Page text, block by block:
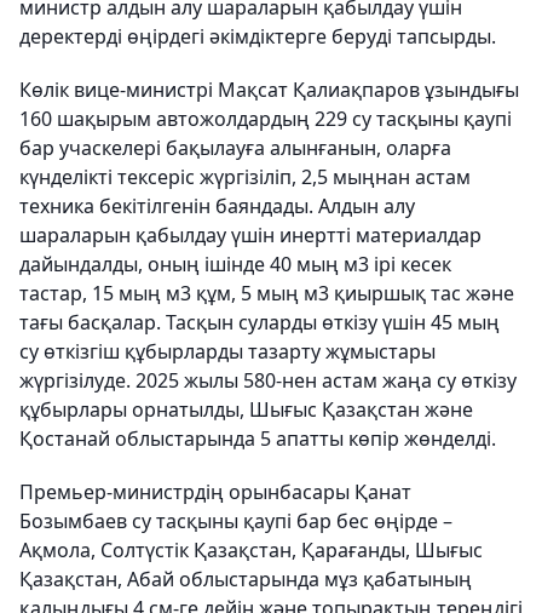
министр алдын алу шараларын қабылдау үшін
деректерді өңірдегі әкімдіктерге беруді тапсырды.
Көлік вице-министрі Мақсат Қалиақпаров ұзындығы
160 шақырым автожолдардың 229 су тасқыны қаупі
бар учаскелері бақылауға алынғанын, оларға
күнделікті тексеріс жүргізіліп, 2,5 мыңнан астам
техника бекітілгенін баяндады. Алдын алу
шараларын қабылдау үшін инертті материалдар
дайындалды, оның ішінде 40 мың м3 ірі кесек
тастар, 15 мың м3 құм, 5 мың м3 қиыршық тас және
тағы басқалар. Тасқын суларды өткізу үшін 45 мың
су өткізгіш құбырларды тазарту жұмыстары
жүргізілуде. 2025 жылы 580-нен астам жаңа су өткізу
құбырлары орнатылды, Шығыс Қазақстан және
Қостанай облыстарында 5 апатты көпір жөнделді.
Премьер-министрдің орынбасары Қанат
Бозымбаев су тасқыны қаупі бар бес өңірде –
Ақмола, Солтүстік Қазақстан, Қарағанды, Шығыс
Қазақстан, Абай облыстарында мұз қабатының